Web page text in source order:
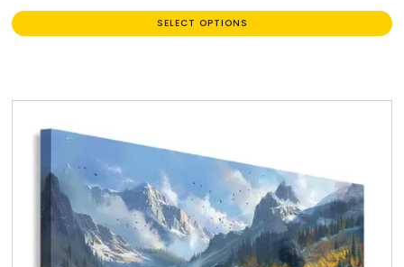
SELECT OPTIONS